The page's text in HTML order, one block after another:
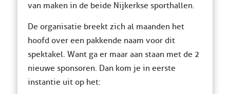
van maken in de beide Nijkerkse sporthallen.
De organisatie breekt zich al maanden het
hoofd over een pakkende naam voor dit
spektakel. Want ga er maar aan staan met de 2
nieuwe sponsoren. Dan kom je in eerste
instantie uit op het: